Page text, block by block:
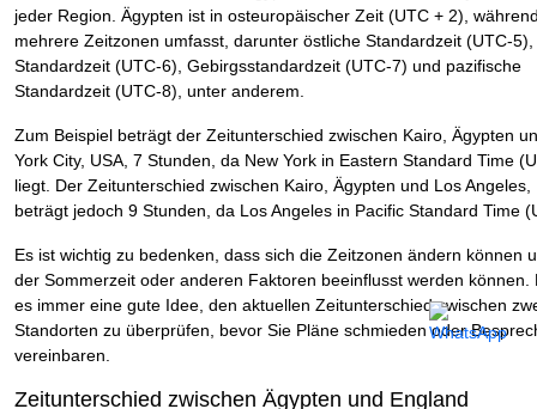
jeder Region. Ägypten ist in osteuropäischer Zeit (UTC + 2),
mehrere Zeitzonen umfasst, darunter östliche Standardzeit (UTC-
Standardzeit (UTC-6), Gebirgsstandardzeit (UTC-7) und pazifische
Standardzeit (UTC-8), unter anderem.
Zum Beispiel beträgt der Zeitunterschied zwischen Kairo, Ägypten
York City, USA, 7 Stunden, da New York in Eastern Standard Time
liegt. Der Zeitunterschied zwischen Kairo, Ägypten und Los Angeles,
beträgt jedoch 9 Stunden, da Los Angeles in Pacific Standard Time
Es ist wichtig zu bedenken, dass sich die Zeitzonen ändern können
der Sommerzeit oder anderen Faktoren beeinflusst werden können.
es immer eine gute Idee, den aktuellen Zeitunterschied zwischen
Standorten zu überprüfen, bevor Sie Pläne schmieden oder
vereinbaren.
Zeitunterschied zwischen Ägypten und England